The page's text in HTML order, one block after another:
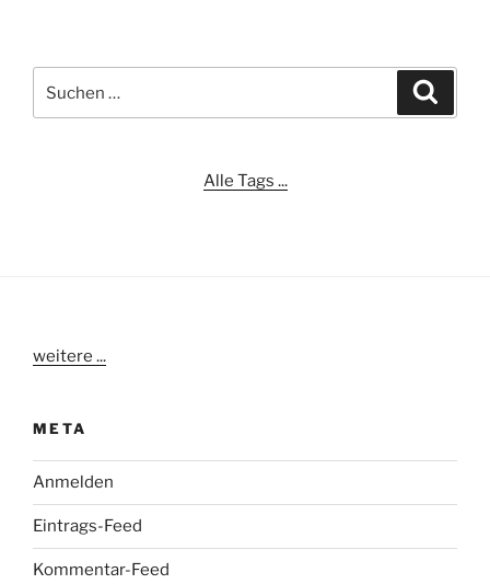
nach:
Alle Tags ...
weitere ...
META
Anmelden
Eintrags-Feed
Kommentar-Feed